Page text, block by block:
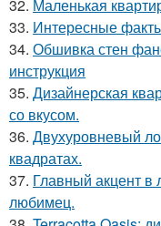
32. Маленькая
33. Интересные
34. Обшивка стен
инструкция
35. Дизайнерская
со вкусом.
36. Двухуровневый
квадратах.
37. Главный акцент в
любимец.